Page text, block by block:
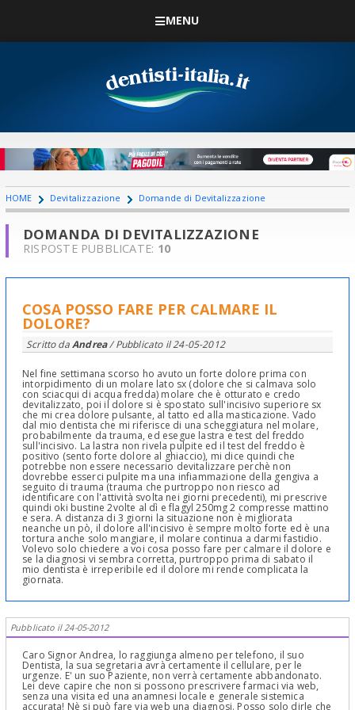
MENU
HOME Devitalizzazione Domande di Devitalizzazione
DOMANDA DI DEVITALIZZAZIONE
RISPOSTE PUBBLICATE: 10
COSA POSSO FARE PER CALMARE IL
DOLORE?
Scritto daAndrea/ Pubblicato il24-05-2012
Nel fine settimana scorso ho avuto un forte dolore prima con
intorpidimento di un molare lato sx (dolore che si calmava solo
con sciacqui di acqua fredda) molare che è otturato e credo
devitalizzato, poi il dolore si è spostato sull'incisivo superiore sx
che mi crea dolore pulsante, al tatto ed alla masticazione. Vado
dal mio dentista che mi riferisce di una scheggiatura nel molare,
probabilmente da trauma, ed esegue lastra e test del freddo
sull'incisivo. La lastra non rivela pulpite ed il test del freddo è
positivo (sento forte dolore al ghiaccio), mi dice quindi che
potrebbe non essere necessario devitalizzare perchè non
dovrebbe esserci pulpite ma una infiammazione della gengiva a
seguito di trauma (trauma che purtroppo non riesco ad
identificare con l'attività svolta nei giorni precedenti), mi prescrive
quindi oki bustine 2volte al dì e flagyl 250mg 2 compresse mattino
e sera. A distanza di 3 giorni la situazione non è migliorata
neanche un pò, il dolore all'incisivo è sempre molto forte ed è una
tortura anche solo mangiare, il molare continua a darmi fastidio.
Volevo solo chiedere a voi cosa posso fare per calmare il dolore e
se la diagnosi vi sembra corretta, purtroppo prima di sabato il
mio dentista è irreperibile ed il dolore mi rende complicata la
giornata.
Pubblicato il 24-05-2012
Caro Signor Andrea, lo raggiunga almeno per telefono, il suo
Dentista, la sua segretaria avrà certamente il cellulare, per le
urgenze. E' un suo Paziente, non verrà certamente abbandonato.
Lei deve capire che non si possono prescrivere farmaci via web,
senza una visita ed una anamnesi locale e generale sistemica
accurata! Nè si può fare via web una diagnosi. Posso solo dirle che